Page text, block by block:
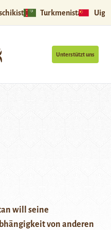
Turkmenistan
Unterstützt uns
will seine
von anderen